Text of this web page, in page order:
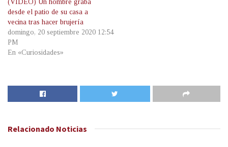
(VIDEO) Un hombre graba
desde el patio de su casa a
vecina tras hacer brujería
domingo, 20 septiembre 2020 12:54
PM
En «Curiosidades»
Relacionado Noticias